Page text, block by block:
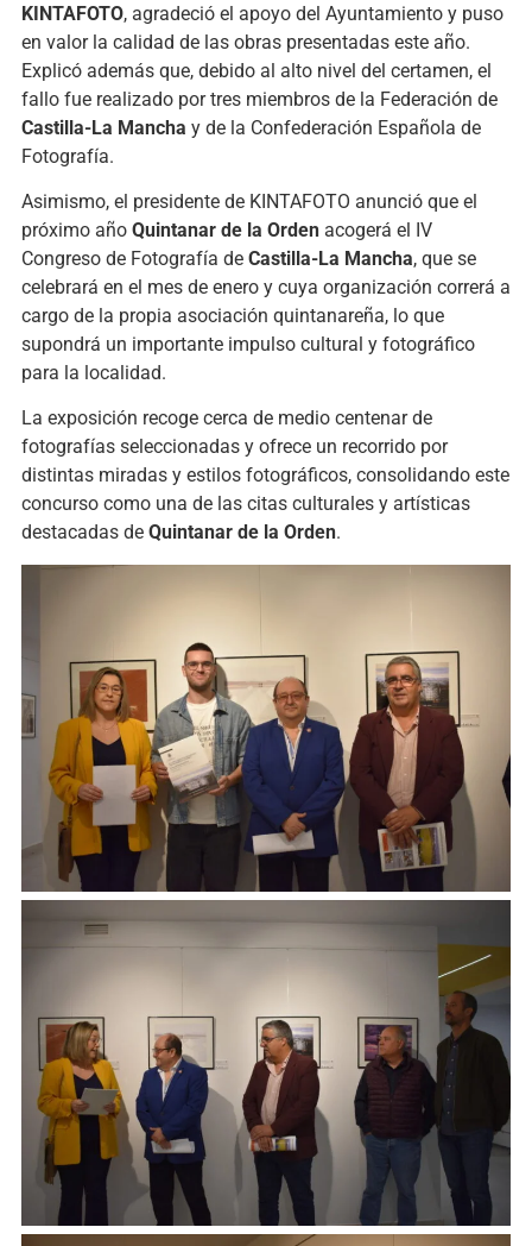
KINTAFOTO, agradeció el apoyo del Ayuntamiento y puso
en valor la calidad de las obras presentadas este año.
Explicó además que, debido al alto nivel del certamen, el
fallo fue realizado por tres miembros de la Federación de
Castilla-La Mancha y de la Confederación Española de
Fotografía.
Asimismo, el presidente de KINTAFOTO anunció que el
próximo año Quintanar de la Ordenacogerá el IV
Congreso de Fotografía de Castilla-La Mancha, que se
celebrará en el mes de enero y cuya organización correrá a
cargo de la propia asociación quintanareña, lo que
supondrá un importante impulso cultural y fotográfico
para la localidad.
La exposición recoge cerca de medio centenar de
fotografías seleccionadas y ofrece un recorrido por
distintas miradas y estilos fotográficos, consolidando este
concurso como una de las citas culturales y artísticas
destacadas de Quintanar de la Orden.